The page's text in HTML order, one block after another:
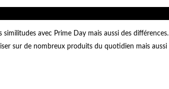
avec Prime Day mais aussi des différences.
sur de nombreux produits du quotidien mais aussi